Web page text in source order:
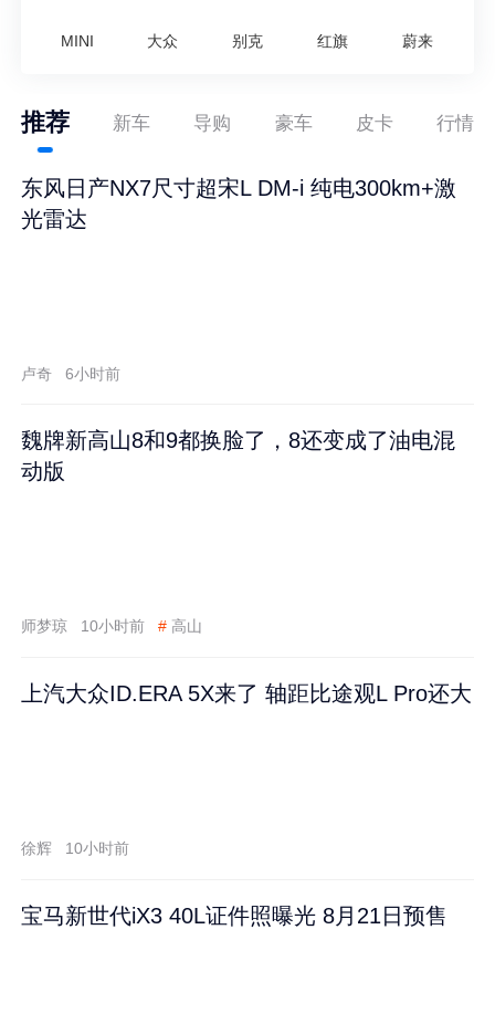
MINI 大众 别克 红旗 蔚来
推荐 新车 导购 豪车 皮卡 行情
东风日产NX7尺寸超宋L DM-i 纯电300km+激
光雷达
卢奇 6小时前
魏牌新高山8和9都换脸了，8还变成了油电混
动版
师梦琼 10小时前 # 高山
上汽大众ID.ERA 5X来了 轴距比途观L Pro还大
徐辉 10小时前
宝马新世代iX3 40L证件照曝光 8月21日预售